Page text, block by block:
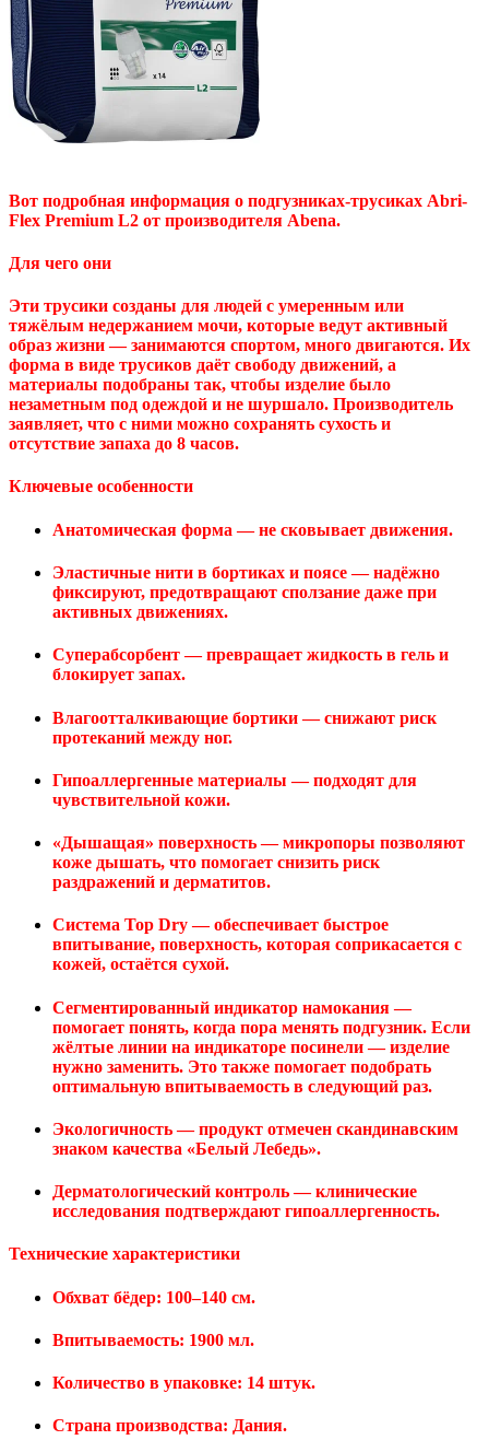
Вот подробная информация о подгузниках-трусиках Abri-
Flex Premium L2 от производителя Abena.
Для чего они
Эти трусики созданы для людей с умеренным или
тяжёлым недержанием мочи, которые ведут активный
образ жизни — занимаются спортом, много двигаются. Их
форма в виде трусиков даёт свободу движений, а
материалы подобраны так, чтобы изделие было
незаметным под одеждой и не шуршало. Производитель
заявляет, что с ними можно сохранять сухость и
отсутствие запаха до 8 часов.
Ключевые особенности
Анатомическая форма — не сковывает движения.
Эластичные нити в бортиках и поясе — надёжно
фиксируют, предотвращают сползание даже при
активных движениях.
Суперабсорбент — превращает жидкость в гель и
блокирует запах.
Влагоотталкивающие бортики — снижают риск
протеканий между ног.
Гипоаллергенные материалы — подходят для
чувствительной кожи.
«Дышащая» поверхность — микропоры позволяют
коже дышать, что помогает снизить риск
раздражений и дерматитов.
Система Top Dry — обеспечивает быстрое
впитывание, поверхность, которая соприкасается с
кожей, остаётся сухой.
Сегментированный индикатор намокания —
помогает понять, когда пора менять подгузник. Если
жёлтые линии на индикаторе посинели — изделие
нужно заменить. Это также помогает подобрать
оптимальную впитываемость в следующий раз.
Экологичность — продукт отмечен скандинавским
знаком качества «Белый Лебедь».
Дерматологический контроль — клинические
исследования подтверждают гипоаллергенность.
Технические характеристики
Обхват бёдер: 100–140 см.
Впитываемость: 1900 мл.
Количество в упаковке: 14 штук.
Страна производства: Дания.